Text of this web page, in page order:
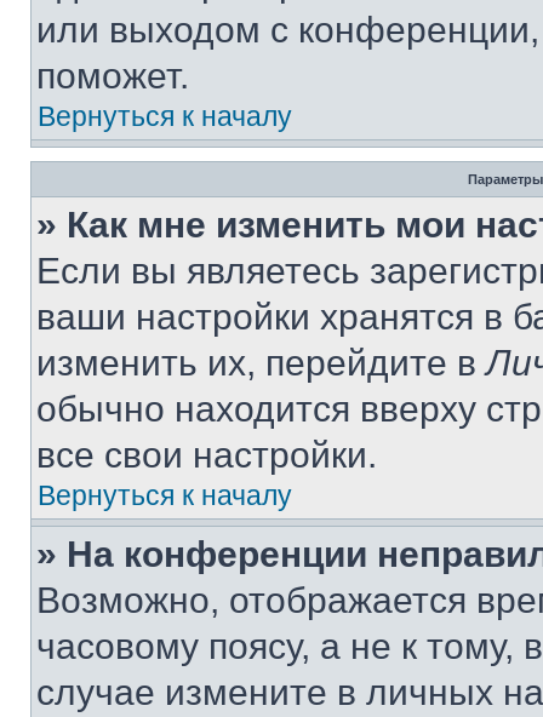
или выходом с
поможет.
Вернуться к началу
Параметры
» Как мне изменить мои
Если вы являетесь
ваши настройки хранятся в
изменить их, перейдите в
обычно находится вверху
все свои настройки.
Вернуться к началу
» На конференции
Возможно, отображается
часовому поясу, а не к тому,
случае измените в личных